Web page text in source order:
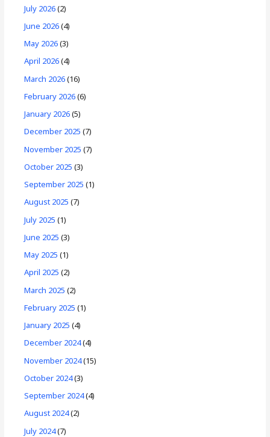
July 2026(2)
June 2026(4)
May 2026(3)
April 2026(4)
March 2026(16)
February 2026(6)
January 2026(5)
December 2025 (7)
November 2025 (7)
October 2025 (3)
September 2025 (1)
August 2025 (7)
July 2025 (1)
June 2025 (3)
May 2025 (1)
April 2025 (2)
March 2025 (2)
February 2025 (1)
January 2025 (4)
December 2024(4)
November 2024(15)
October 2024(3)
September 2024(4)
August 2024(2)
July 2024(7)